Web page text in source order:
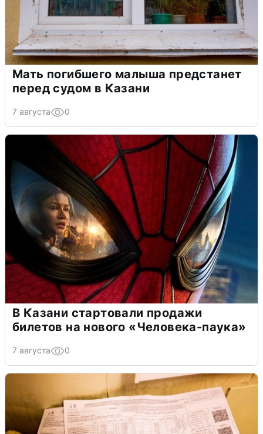
Мать погибшего малыша предстанет
перед судом в Казани
7 августа 0
В Казани стартовали продажи
билетов на нового «Человека-паука»
7 августа 0